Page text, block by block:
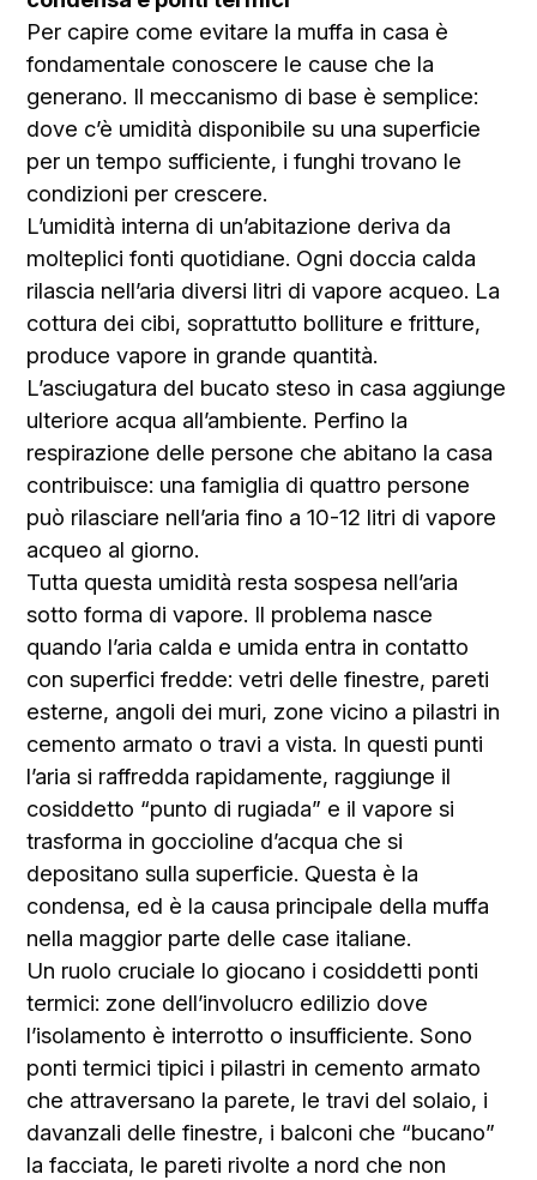
Per capire come evitare la muffa in casa è
fondamentale conoscere le cause che la
generano. Il meccanismo di base è semplice:
dove c’è umidità disponibile su una superficie
per un tempo sufficiente, i funghi trovano le
condizioni per crescere.
L’umidità interna di un’abitazione deriva da
molteplici fonti quotidiane. Ogni doccia calda
rilascia nell’aria diversi litri di vapore acqueo. La
cottura dei cibi, soprattutto bolliture e fritture,
produce vapore in grande quantità.
L’asciugatura del bucato steso in casa aggiunge
ulteriore acqua all’ambiente. Perfino la
respirazione delle persone che abitano la casa
contribuisce: una famiglia di quattro persone
può rilasciare nell’aria fino a 10-12 litri di vapore
acqueo al giorno.
Tutta questa umidità resta sospesa nell’aria
sotto forma di vapore. Il problema nasce
quando l’aria calda e umida entra in contatto
con superfici fredde: vetri delle finestre, pareti
esterne, angoli dei muri, zone vicino a pilastri in
cemento armato o travi a vista. In questi punti
l’aria si raffredda rapidamente, raggiunge il
cosiddetto “punto di rugiada” e il vapore si
trasforma in goccioline d’acqua che si
depositano sulla superficie. Questa è la
condensa, ed è la causa principale della muffa
nella maggior parte delle case italiane.
Un ruolo cruciale lo giocano i cosiddetti ponti
termici: zone dell’involucro edilizio dove
l’isolamento è interrotto o insufficiente. Sono
ponti termici tipici i pilastri in cemento armato
che attraversano la parete, le travi del solaio, i
davanzali delle finestre, i balconi che “bucano”
la facciata, le pareti rivolte a nord che non